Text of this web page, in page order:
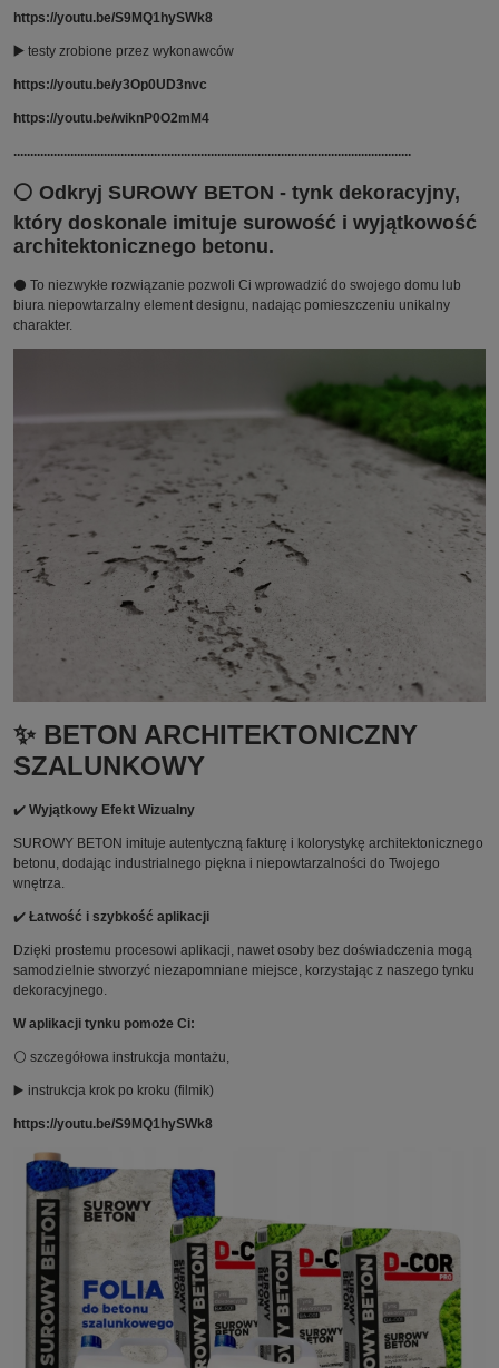
https://youtu.be/S9MQ1hySWk8
▶️ testy zrobione przez wykonawców
https://youtu.be/y3Op0UD3nvc
https://youtu.be/wiknP0O2mM4
.......................................................................................................................
⚪ Odkryj SUROWY BETON - tynk dekoracyjny,
który doskonale imituje surowość i wyjątkowość
architektonicznego betonu.
⚫ To niezwykłe rozwiązanie pozwoli Ci wprowadzić do swojego domu lub
biura niepowtarzalny element designu, nadając pomieszczeniu unikalny
charakter.
✨ BETON ARCHITEKTONICZNY
SZALUNKOWY
✔️ Wyjątkowy Efekt Wizualny
SUROWY BETON imituje autentyczną fakturę i kolorystykę architektonicznego
betonu, dodając industrialnego piękna i niepowtarzalności do Twojego
wnętrza.
✔️ Łatwość i szybkość aplikacji
Dzięki prostemu procesowi aplikacji, nawet osoby bez doświadczenia mogą
samodzielnie stworzyć niezapomniane miejsce, korzystając z naszego tynku
dekoracyjnego.
W aplikacji tynku pomoże Ci:
⚪ szczegółowa instrukcja montażu,
▶️ instrukcja krok po kroku (filmik)
https://youtu.be/S9MQ1hySWk8